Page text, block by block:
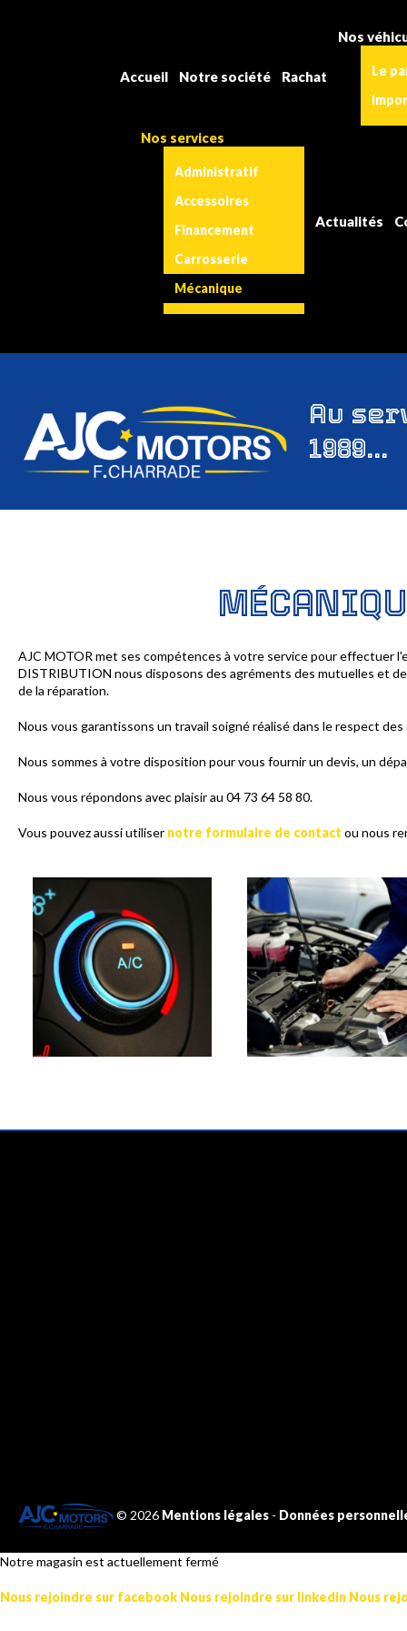
Accueil Notre société Rachat
Nos
Le
Nos services
Administratif
Accessoires
Financement
Carrosserie
Mécanique
Actualités
Au
1989...
AJC MOTOR met ses compétences à votre service pour effectuer
DISTRIBUTION nous disposons des agréments des mutuelles et
de la réparation.
Nous vous garantissons un travail soigné réalisé dans le respect
Nous sommes à votre disposition pour vous fournir un devis, un
Nous vous répondons avec plaisir au 04 73 64 58 80.
Vous pouvez aussi utiliser notre formulaire de contact ou nous
© 2026 Mentions légales - Données
Notre magasin est actuellement fermé
Nous rejoindre sur facebook Nous rejoindre sur linkedin Nous